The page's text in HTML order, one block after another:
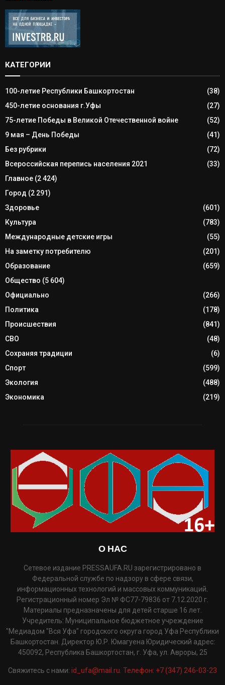
КАТЕГОРИИ
100-летие Республики Башкортостан
(38)
450-летие основания г.Уфы
(27)
75-летие Победы в Великой Отечественной войне
(52)
9 мая – День Победы
(41)
Без рубрики
(72)
Всероссийская перепись населения 2021
(33)
Главное (2 424)
Город (2 291)
Здоровье
(601)
Культура
(783)
Международные детские игры
(55)
На заметку потребителю
(201)
Образование
(659)
Общество (5 604)
Официально
(266)
Политика
(178)
Происшествия
(841)
СВО
(48)
Сохраняя традиции
(6)
Спорт
(599)
Экология
(488)
Экономика
(219)
О НАС
Сетевое издание PRESSAUFA.RU зарегистрировано в
Федеральной службе по надзору в сфере связи,
информационных технологий и массовых коммуникаций.
Регистрационный номер Эл № ФС77-79836 от 7.12.2020 г.
Материалы предназначены для детей старше 16 лет.
Учредитель: Муниципальное бюджетное учреждение
"Медиадом "Вся Уфа" городского округа город Уфа Республики
Башкортостан. Директор Ю.Р. Юмагуена Юридический адрес:
450092, Республика Башкортостан, г. Уфа, ул. Авроры, 25
Свяжитесь с нами: id_ufa@mail.ru. Телефон: +7 (347) 246-03-23